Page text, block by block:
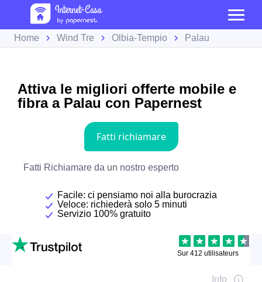
Home Wind Tre Olbia-Tempio Palau